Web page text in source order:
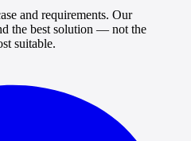
and requirements. Our
the best solution — not the
suitable.